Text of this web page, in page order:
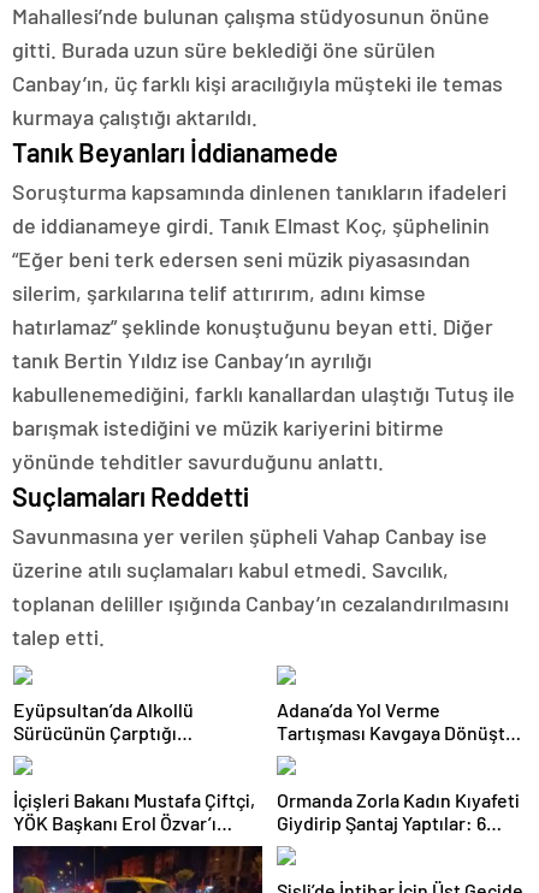
Mahallesi’nde bulunan çalışma stüdyosunun önüne
gitti. Burada uzun süre beklediği öne sürülen
Canbay’ın, üç farklı kişi aracılığıyla müşteki ile temas
kurmaya çalıştığı aktarıldı.
Tanık Beyanları İddianamede
Soruşturma kapsamında dinlenen tanıkların ifadeleri
de iddianameye girdi. Tanık Elmast Koç, şüphelinin
“Eğer beni terk edersen seni müzik piyasasından
silerim, şarkılarına telif attırırım, adını kimse
hatırlamaz” şeklinde konuştuğunu beyan etti. Diğer
tanık Bertin Yıldız ise Canbay’ın ayrılığı
kabullenemediğini, farklı kanallardan ulaştığı Tutuş ile
barışmak istediğini ve müzik kariyerini bitirme
yönünde tehditler savurduğunu anlattı.
Suçlamaları Reddetti
Savunmasına yer verilen şüpheli Vahap Canbay ise
üzerine atılı suçlamaları kabul etmedi. Savcılık,
toplanan deliller ışığında Canbay’ın cezalandırılmasını
talep etti.
Eyüpsultan’da Alkollü
Sürücünün Çarptığı
Motokurye Yaşamını Yitirdi:
Sanığın Tahliyesine Aileden
Tepki
Adana’da Yol Verme
Tartışması Kavgaya Dönüştü:
Testereyle Saldırı Kamerada
İçişleri Bakanı Mustafa Çiftçi,
YÖK Başkanı Erol Özvar’ı
Ziyaret Etti
Ormanda Zorla Kadın Kıyafeti
Giydirip Şantaj Yaptılar: 6
Gözaltı